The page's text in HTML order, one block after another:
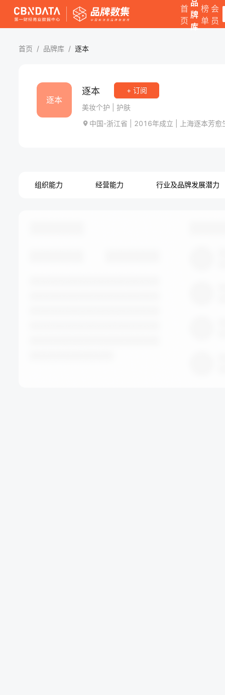
首
页
品
牌
库
榜
单
会
员
首页 / 品牌库 / 逐本
逐本
逐本
+ 订阅
美妆个护
护肤
中国-浙江省
2016年成立 上海逐本芳
组织能力 经营能力 行业及品牌发展潜力